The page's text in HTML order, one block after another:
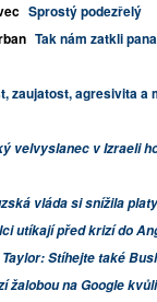
Sprostý podezřelý
Tak nám zatkli
zaujatost, agresivita a
velvyslanec v Izraeli
vláda si snížila platy
utíkají před krizí do
Stíhejte také
žalobou na Google